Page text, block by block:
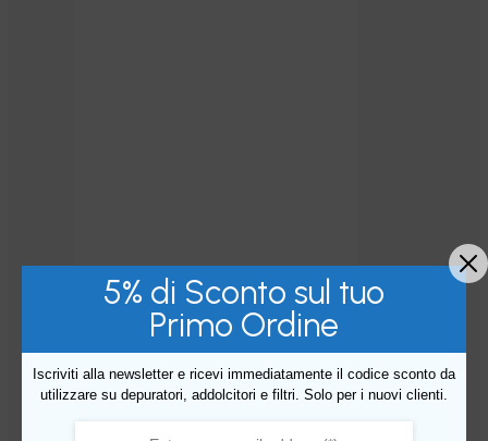
5% di Sconto sul tuo
Primo Ordine
Iscriviti alla newsletter e ricevi immediatamente il codice sconto da
utilizzare su depuratori, addolcitori e filtri. Solo per i nuovi clienti.